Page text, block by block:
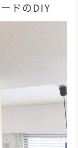
ドのDIY